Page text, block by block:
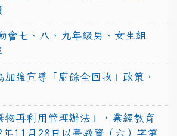
會七、八、九年級男、女生組
強宣導「廚餘全回收」政策，
物再利用管理辦法」，業經教育
11月28日以臺教資（六）字第